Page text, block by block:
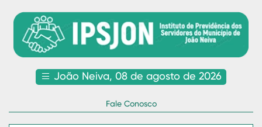
João Neiva, 08 de agosto de 2026
Fale Conosco